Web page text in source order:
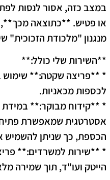
במצב כזה, אסור לנסות
או פטיש. **כתוצאה
מנגנון "מלכודת
**השירות שלי כולל:**
* **פריצה שקטה:** שימוש
לכספות מכאניות.
* **קידוח מבוקר:** במידת
אסטרטגית שמאפשרת
הכספת, כך שניתן
* **שירות למשרדים:**
הייטק ועו"ד, תוך שמירה